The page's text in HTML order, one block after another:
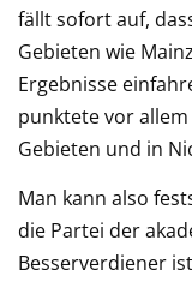
fällt sofort auf,
Gebieten wie
Ergebnisse
punktete vor
Gebieten und in
Man kann also
die Partei der
Besserverdiener